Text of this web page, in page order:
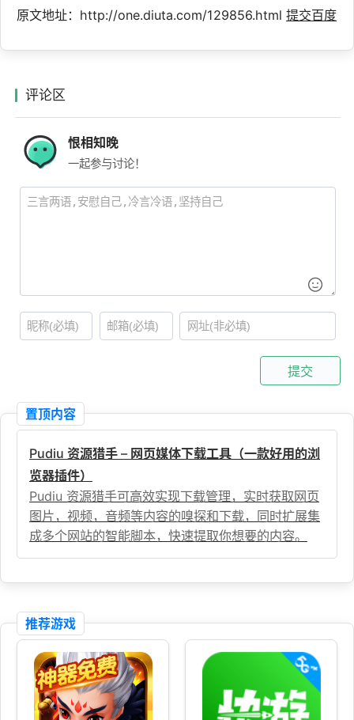
原文地址：http://one.diuta.com/129856.html 提交百度
评论区
恨相知晚
一起参与讨论！
提交
置顶内容
Pudiu 资源猎手 – 网页媒体下载工具（一款好用的浏
览器插件）
Pudiu 资源猎手可高效实现下载管理，实时获取网页
图片，视频，音频等内容的嗅探和下载，同时扩展集
成多个网站的智能脚本，快速提取你想要的内容。
推荐游戏